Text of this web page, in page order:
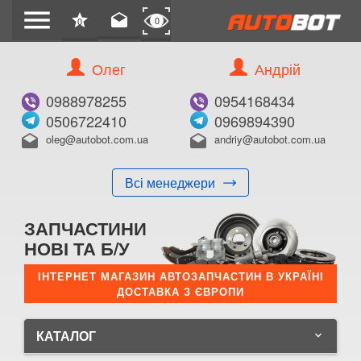
menu star
0 drafts 0
Олег
0988978255
0506722410
drafts oleg@autobot.com.ua
Всі менеджери
Андрій
0954168434
0969894390
drafts andriy@autobot.com.ua
ЗАПЧАСТИНИ
НОВІ ТА Б/У
ІНТЕРНЕТ МАГАЗИН АВТОЗАПЧАСТИН В УКРАЇНІ
ДОСТАВКА З ЄВРОПИ
КАТАЛОГ keyboard_arrow_down